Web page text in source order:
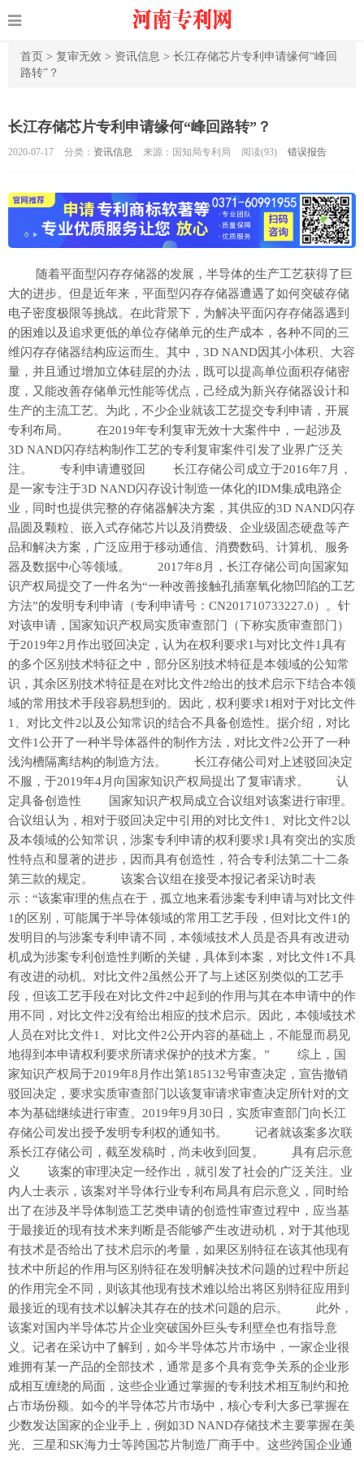
首页 > 复审无效 > 资讯信息 > 长江存储芯片专利申请缘何“峰回
路转”？
长江存储芯片专利申请缘何“峰回路转”？
2020-07-17 分类： 资讯信息 来源：国知局专利局 阅读(93) 错误报告
随着平面型闪存存储器的发展，半导体的生产工艺获得了巨
大的进步。但是近年来，平面型闪存存储器遭遇了如何突破存储
电子密度极限等挑战。在此背景下，为解决平面闪存存储器遇到
的困难以及追求更低的单位存储单元的生产成本，各种不同的三
维闪存存储器结构应运而生。其中，3D NAND因其小体积、大容
量，并且通过增加立体硅层的办法，既可以提高单位面积存储密
度，又能改善存储单元性能等优点，己经成为新兴存储器设计和
生产的主流工艺。为此，不少企业就该工艺提交专利申请，开展
专利布局。 在2019年专利复审无效十大案件中，一起涉及
3D NAND闪存结构制作工艺的专利复审案件引发了业界广泛关
注。 专利申请遭驳回 长江存储公司成立于2016年7月，
是一家专注于3D NAND闪存设计制造一体化的IDM集成电路企
业，同时也提供完整的存储器解决方案，其供应的3D NAND闪存
晶圆及颗粒、嵌入式存储芯片以及消费级、企业级固态硬盘等产
品和解决方案，广泛应用于移动通信、消费数码、计算机、服务
器及数据中心等领域。 2017年8月，长江存储公司向国家知
识产权局提交了一件名为“一种改善接触孔插塞氧化物凹陷的工艺
方法”的发明专利申请（专利申请号：CN201710733227.0）。针
对该申请，国家知识产权局实质审查部门（下称实质审查部门）
于2019年2月作出驳回决定，认为在权利要求1与对比文件1具有
的多个区别技术特征之中，部分区别技术特征是本领域的公知常
识，其余区别技术特征是在对比文件2给出的技术启示下结合本领
域的常用技术手段容易想到的。因此，权利要求1相对于对比文件
1、对比文件2以及公知常识的结合不具备创造性。据介绍，对比
文件1公开了一种半导体器件的制作方法，对比文件2公开了一种
浅沟槽隔离结构的制造方法。 长江存储公司对上述驳回决定
不服，于2019年4月向国家知识产权局提出了复审请求。 认
定具备创造性 国家知识产权局成立合议组对该案进行审理。
合议组认为，相对于驳回决定中引用的对比文件1、对比文件2以
及本领域的公知常识，涉案专利申请的权利要求1具有突出的实质
性特点和显著的进步，因而具有创造性，符合专利法第二十二条
第三款的规定。 该案合议组在接受本报记者采访时表
示：“该案审理的焦点在于，孤立地来看涉案专利申请与对比文件
1的区别，可能属于半导体领域的常用工艺手段，但对比文件1的
发明目的与涉案专利申请不同，本领域技术人员是否具有改进动
机成为涉案专利创造性判断的关键，具体到本案，对比文件1不具
有改进的动机。对比文件2虽然公开了与上述区别类似的工艺手
段，但该工艺手段在对比文件2中起到的作用与其在本申请中的作
用不同，对比文件2没有给出相应的技术启示。因此，本领域技术
人员在对比文件1、对比文件2公开内容的基础上，不能显而易见
地得到本申请权利要求所请求保护的技术方案。” 综上，国
家知识产权局于2019年8月作出第185132号审查决定，宣告撤销
驳回决定，要求实质审查部门以该复审请求审查决定所针对的文
本为基础继续进行审查。2019年9月30日，实质审查部门向长江
存储公司发出授予发明专利权的通知书。 记者就该案多次联
系长江存储公司，截至发稿时，尚未收到回复。 具有启示意
义 该案的审理决定一经作出，就引发了社会的广泛关注。业
内人士表示，该案对半导体行业专利布局具有启示意义，同时给
出了在涉及半导体制造工艺类申请的创造性审查过程中，应当基
于最接近的现有技术来判断是否能够产生改进动机，对于其他现
有技术是否给出了技术启示的考量，如果区别特征在该其他现有
技术中所起的作用与区别特征在发明解决技术问题的过程中所起
的作用完全不同，则该其他现有技术难以给出将区别特征应用到
最接近的现有技术以解决其存在的技术问题的启示。 此外，
该案对国内半导体芯片企业突破国外巨头专利壁垒也有指导意
义。记者在采访中了解到，如今半导体芯片市场中，一家企业很
难拥有某一产品的全部技术，通常是多个具有竞争关系的企业形
成相互缠绕的局面，这些企业通过掌握的专利技术相互制约和抢
占市场份额。如今的半导体芯片市场中，核心专利大多已掌握在
少数发达国家的企业手上，例如3D NAND存储技术主要掌握在美
光、三星和SK海力士等跨国芯片制造厂商手中。这些跨国企业通